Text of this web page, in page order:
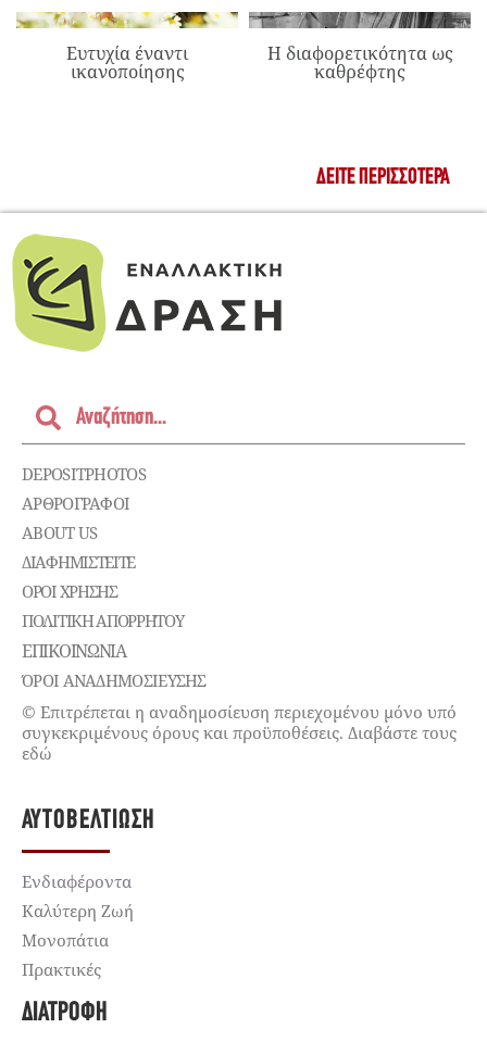
Ευτυχία έναντι
ικανοποίησης
Η διαφορετικότητα ως
καθρέφτης
ΔΕΊΤΕ ΠΕΡΙΣΣΌΤΕΡΑ
DEPOSITPHOTOS
ΑΡΘΡΟΓΡΑΦΟΙ
ABOUT US
ΔΙΑΦΗΜΙΣΤΕΊΤΕ
ΌΡΟΙ ΧΡΉΣΗΣ
ΠΟΛΙΤΙΚΉ ΑΠΟΡΡΉΤΟΥ
ΕΠΙΚΟΙΝΩΝΊΑ
ΌΡΟΙ ΑΝΑΔΗΜΟΣΙΕΥΣΗΣ
© Επιτρέπεται η αναδημοσίευση περιεχομένου μόνο υπό
συγκεκριμένους όρους και προϋποθέσεις. Διαβάστε τους
εδώ
ΑΥΤΟΒΕΛΤΊΩΣΗ
Ενδιαφέροντα
Καλύτερη Ζωή
Μονοπάτια
Πρακτικές
ΔΙΑΤΡΟΦΉ